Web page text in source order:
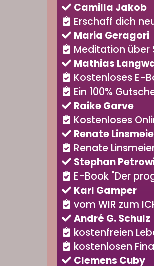
Camilla Jakob
Erschaff dich
Maria Geragori
Meditation über
Mathias
Kostenloses E-
Ein 100%
Raike Garve
Kostenloses
Renate
Renate
Stephan
E-Book "Der
Karl Gamper
vom WIR zum
André G. Schulz
kostenfreien
kostenlosen
Clemens Cuby